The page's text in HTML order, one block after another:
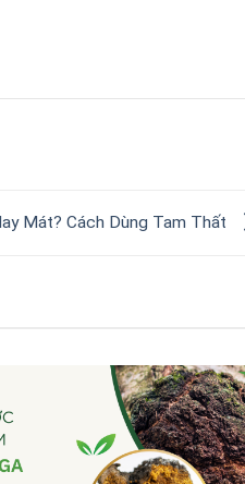
Mát? Cách Dùng Tam Thất